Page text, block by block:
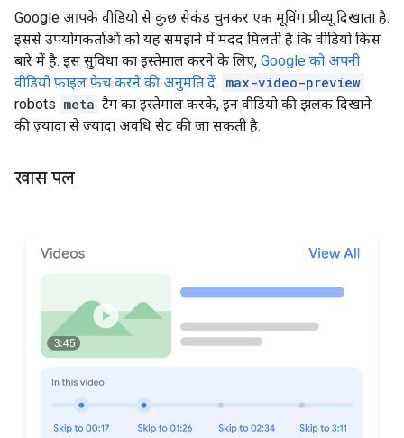
Google आपके वीडियो से कुछ सेकंड चुनकर एक मूविंग प्रीव्यू दिखाता है.
इससे उपयोगकर्ताओं को यह समझने में मदद मिलती है कि वीडियो किस
बारे में है. इस सुविधा का इस्तेमाल करने के लिए, Google को अपनी
वीडियो फ़ाइल फ़ेच करने की अनुमति दें. max-video-preview
robots meta टैग का इस्तेमाल करके, इन वीडियो की झलक दिखाने
की ज़्यादा से ज़्यादा अवधि सेट की जा सकती है.
खास पल